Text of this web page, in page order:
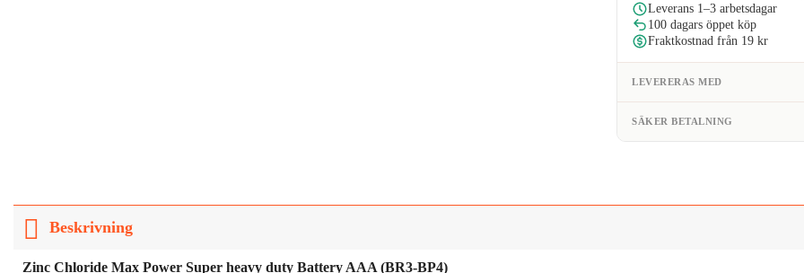
Leverans 1–3 arbetsdagar
100 dagars öppet köp
Fraktkostnad från 19 kr
LEVERERAS MED
SÄKER BETALNING
Beskrivning
Zinc Chloride Max Power Super heavy duty Battery AAA (BR3-BP4)